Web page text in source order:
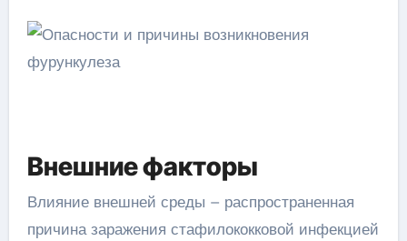
Внешние факторы
Влияние внешней среды – распространенная
причина заражения стафилококковой инфекцией